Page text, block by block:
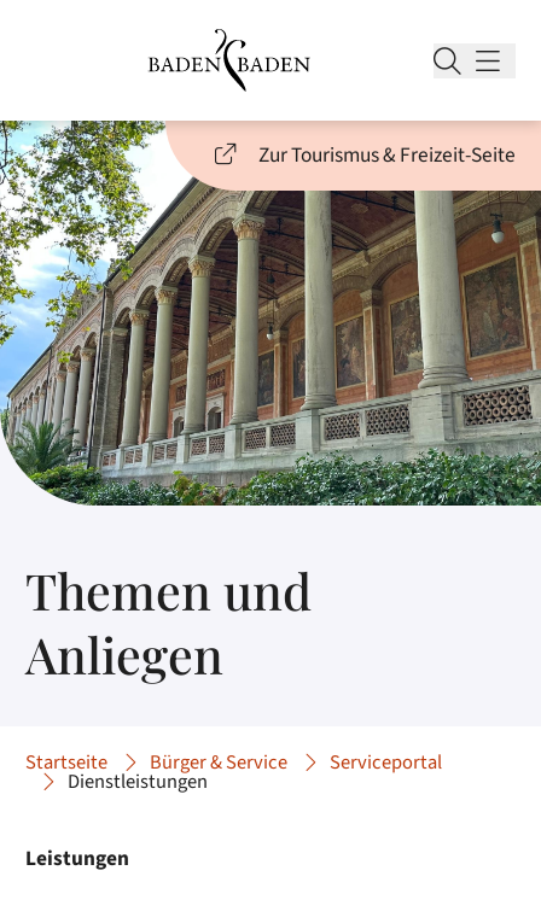
Zur Tourismus & Freizeit-Seite
Themen und
Anliegen
Startseite Bürger & Service Serviceportal
Dienstleistungen
Leistungen